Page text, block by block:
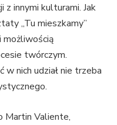
innymi kulturami. Jak
„Tu mieszkamy”
twórczym.
w nich udział nie trzeba
Martin Valiente,